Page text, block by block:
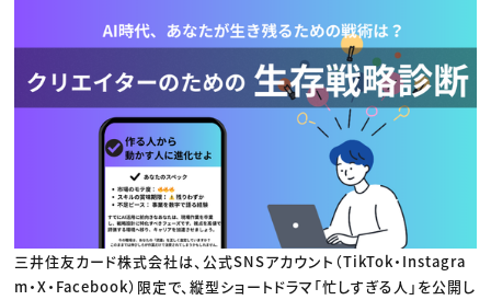
C＆R Magazine
映像
広告
出版
CREATIVE VILLAGEからのお知らせ
プロフェッショナル×つながる×メディア
三井住友カード株式会社は、公式SNSアカウント（TikTok・Instagra
m・X・Facebook）限定で、縦型ショートドラマ「忙しすぎる人」を公開し